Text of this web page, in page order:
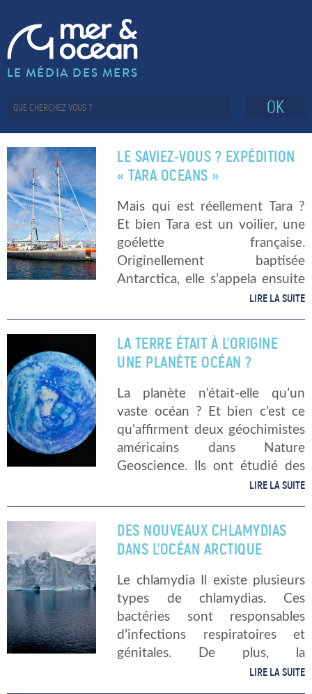
LE MÉDIA DES MERS
OK
LE SAVIEZ-VOUS ? EXPÉDITION
« TARA OCEANS »
Mais qui est réellement Tara ?
Et bien Tara est un voilier, une
goélette française.
Originellement baptisée
Antarctica, elle s’appela ensuite
Seamaster avant de devenir
vogue, dévouée à la recherche
scientifique et à la défense de
[…]
LIRE LA SUITE
LA TERRE ÉTAIT À L’ORIGINE
UNE PLANÈTE OCÉAN ?
La planète n’était-elle qu’un
vaste océan ? Et bien c’est ce
qu’affirment deux géochimistes
américains dans Nature
Geoscience. Ils ont étudié des
roches datant de l’Archéen, lors
roches sont vieilles d’environ
3,2 milliards […]
LIRE LA SUITE
DES NOUVEAUX CHLAMYDIAS
DANS L’OCÉAN ARCTIQUE
Le chlamydia Il existe plusieurs
types de chlamydias. Ces
bactéries sont responsables
d’infections respiratoires et
génitales. De plus, la
chlamydiose est notamment
LIRE LA SUITE